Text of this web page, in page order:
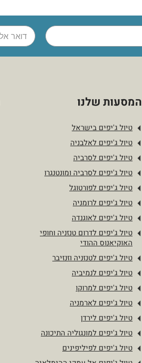
המסעות שלנו
טיול ג'יפים בישראל
טיול ג'יפים לאלבניה
טיול ג'יפים לסרביה
טיול ג'יפים לסרביה ומונטנגרו
טיול ג'יפים לפורטוגל
טיול ג'יפים לרומניה
טיול ג'יפים לאוגנדה
טיול ג'יפים לדרום טנזניה וחופי
האוקיאנוס ההודי
טיול ג'יפים לטנזניה וזנזיבר
טיול ג'יפים לנמיביה
טיול ג'יפים למרוקו
טיול ג'יפים לארמניה
טיול ג'יפים לירדן
טיול ג'יפים למונגוליה התיכונה
טיול ג'יפים לפיליפינים